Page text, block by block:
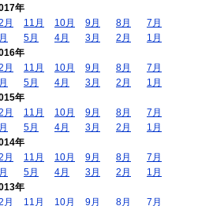
年
月
11月 10月 9月 8月
7月
5月 4月 3月 2月
1月
年
月
11月 10月 9月 8月
7月
5月 4月 3月 2月
1月
年
月
11月 10月 9月 8月
7月
5月 4月 3月 2月
1月
年
月
11月 10月 9月 8月
7月
5月 4月 3月 2月
1月
年
月
11月 10月 9月 8月 7月